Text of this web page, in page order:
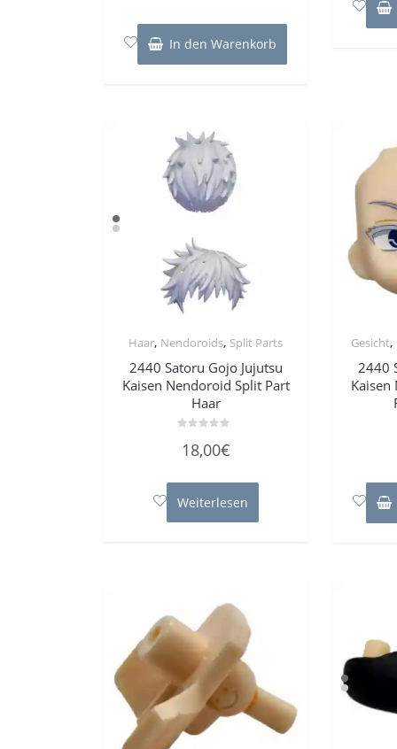
5
In den Warenkorb
Haar, Nendoroids, Split Parts
2440 Satoru Gojo Jujutsu
Kaisen Nendoroid Split Part
Haar
mit
5
18,00€
Weiterlesen
Gesicht,
2440
Kaisen